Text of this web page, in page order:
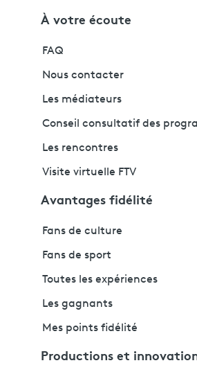
À votre écoute
FAQ
Nous contacter
Les médiateurs
Conseil consultatif des
Les rencontres
Visite virtuelle FTV
Avantages fidélité
Fans de culture
Fans de sport
Toutes les expériences
Les gagnants
Mes points fidélité
Productions et